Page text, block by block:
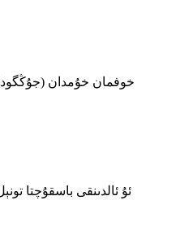
ئۇ ئالدىنقى باسقۇچتا